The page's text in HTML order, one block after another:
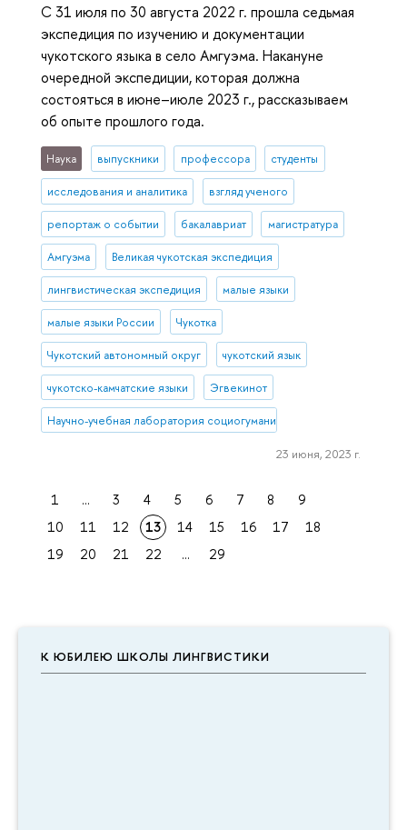
К ЮБИЛЕЮ ШКОЛЫ ЛИНГВИСТИКИ
С 31 июля по 30 августа 2022 г. прошла седьмая
экспедиция по изучению и документации
чукотского языка в село Амгуэма. Накануне
очередной экспедиции, которая должна
состояться в июне–июле 2023 г., рассказываем
об опыте прошлого года.
Наука выпускники профессора студенты
исследования и аналитика взгляд ученого
репортаж о событии бакалавриат магистратура
Амгуэма Великая чукотская экспедиция
лингвистическая экспедиция малые языки
малые языки России Чукотка
Чукотский автономный округ чукотский язык
чукотско-камчатские языки Эгвекинот
Научно-учебная лаборатория социогуманитарных исследований
23 июня, 2023 г.
1 ... 3 4 5 6 7 8
9
10
11 12 13 14 15 16 17
18
19
20 21 22 ... 29